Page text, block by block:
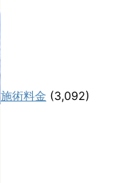
施術料金 (3,092)